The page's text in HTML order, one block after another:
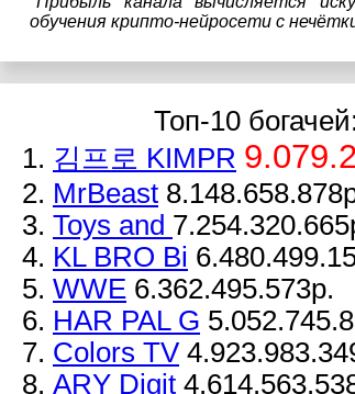
обучения крипто-нейросети с
Топ-10 богачей:
1. 김프로 KIMPR
2. MrBeast
3. Toys and
4. KL BRO Bi
5. WWE 6.362.495.573р.
6. HAR PAL G
7. Colors TV
8. ARY Digit